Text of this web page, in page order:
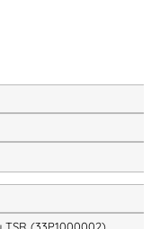
D 1FK
&
– langlebig und klar